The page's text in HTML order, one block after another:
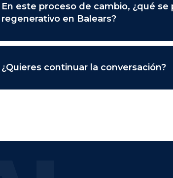
En este proceso de cambio, ¿qué
regenerativo en Balears?
¿Quieres continuar la conversación?